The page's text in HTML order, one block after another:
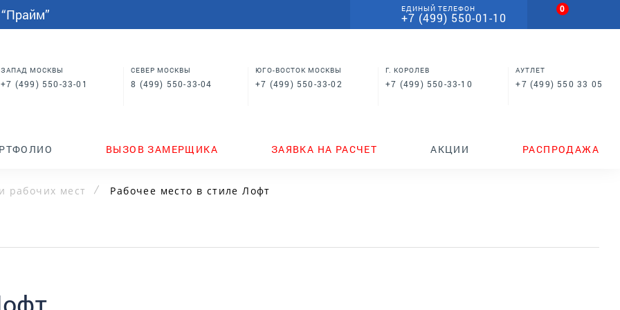
ЕДИНЫЙ ТЕЛЕФОН
+7 (499) 550-01-10
0
ЗАПАД МОСКВЫ
+7 (499) 550-33-01
СЕВЕР МОСКВЫ
8 (499) 550-33-04
ЮГО-ВОСТОК МОСКВЫ
+7 (499) 550-33-02
Г. КОРОЛЕВ
+7 (499) 550-33-10
АУТЛЕТ
+7 (499) 550 33 05
ВЫЗОВ ЗАМЕРЩИКА ЗАЯВКА НА РАСЧЕТ АКЦИИ РАСПРОДАЖА
Шкафы купе в спальню
Кровати для спальни
Столы
рабочих мест Рабочее место в стиле Лофт